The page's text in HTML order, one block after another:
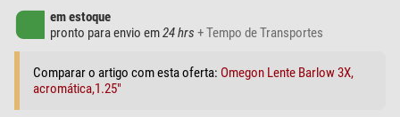
em estoque
pronto para envio em24 hrs + Tempo de Transportes
Comparar o artigo com esta oferta: Omegon Lente Barlow 3X,
acromática,1.25"